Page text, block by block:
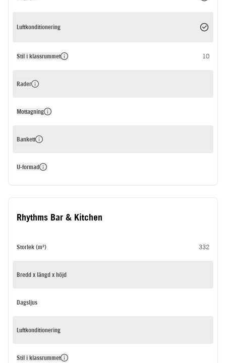
Luftkonditionering
Stil i klassrummet 10
Rader
Mottagning
Bankett
U-formad
Rhythms Bar & Kitchen
Storlek (m²) 332
Bredd x längd x höjd
Dagsljus
Luftkonditionering
Stil i klassrummet